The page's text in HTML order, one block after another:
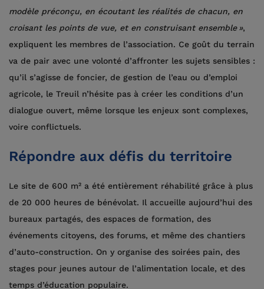
modèle préconçu, en écoutant les réalités de chacun, en
croisant les points de vue, et en construisant ensemble »,
expliquent les membres de l’association. Ce goût du terrain
va de pair avec une volonté d’affronter les sujets sensibles :
qu’il s’agisse de foncier, de gestion de l’eau ou d’emploi
agricole, le Treuil n’hésite pas à créer les conditions d’un
dialogue ouvert, même lorsque les enjeux sont complexes,
voire conflictuels.
Répondre aux défis du territoire
Le site de 600 m² a été entièrement réhabilité grâce à plus
de 20 000 heures de bénévolat. Il accueille aujourd’hui des
bureaux partagés, des espaces de formation, des
événements citoyens, des forums, et même des chantiers
d’auto-construction. On y organise des soirées pain, des
stages pour jeunes autour de l’alimentation locale, et des
temps d’éducation populaire.